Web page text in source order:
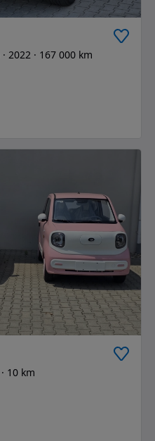
2022 167 000 km
10 km